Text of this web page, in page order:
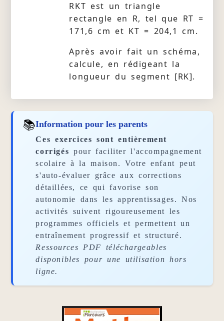
RKT est un triangle
rectangle en R, tel que RT =
171,6 cm et KT = 204,1 cm.
Après avoir fait un schéma,
calcule, en rédigeant la
longueur du segment [RK].
📚Information pour les parents
Ces exercices sont entièrement
corrigés pour faciliter l'accompagnement
scolaire à la maison. Votre enfant peut
s'auto-évaluer grâce aux corrections
détaillées, ce qui favorise son
autonomie dans les apprentissages. Nos
activités suivent rigoureusement les
programmes officiels et permettent un
entraînement progressif et structuré.
Ressources PDF téléchargeables
disponibles pour une utilisation hors
ligne.